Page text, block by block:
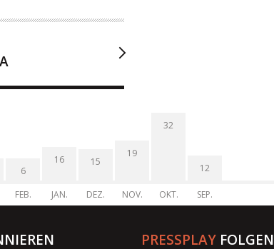
6
FEB.
16
JAN.
15
DEZ.
19
NOV.
32
OKT.
12
SEP.
PRESSPLAYFOLGEN